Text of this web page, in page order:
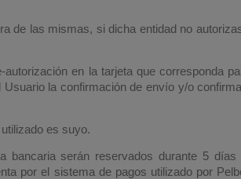
de las mismas, si dicha entidad no
en la tarjeta que corresponda
la confirmación de envío y/o
es suyo.
serán reservados durante 5
por el sistema de pagos utilizado por